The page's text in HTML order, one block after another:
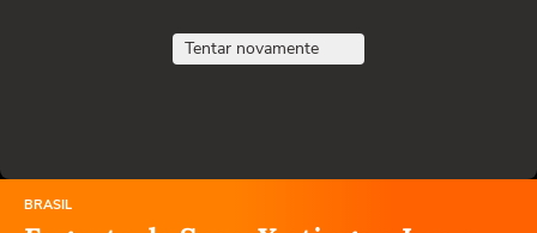
Tentar novamente
BRASIL